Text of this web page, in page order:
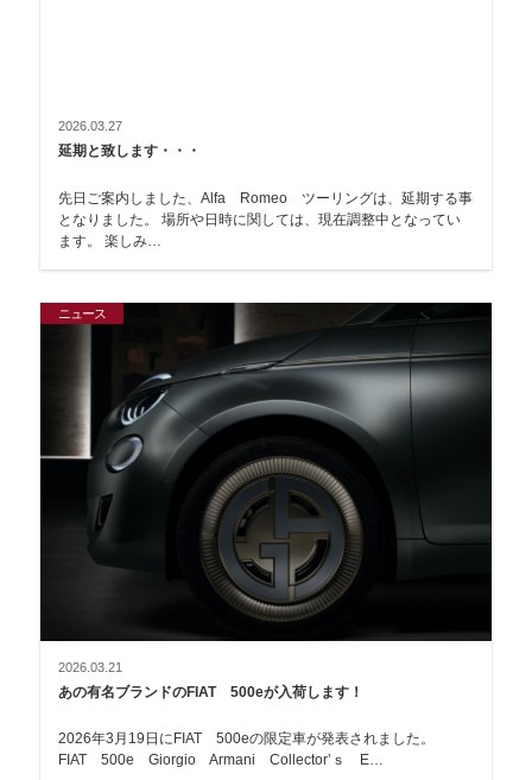
2026.03.27
延期と致します・・・
先日ご案内しました、Alfa Romeo ツーリングは、延期する事
となりました。 場所や日時に関しては、現在調整中となってい
ます。 楽しみ…
ニュース
2026.03.21
あの有名ブランドのFIAT 500eが入荷します！
2026年3月19日にFIAT 500eの限定車が発表されました。
FIAT 500e Giorgio Armani Collector’ｓ E…